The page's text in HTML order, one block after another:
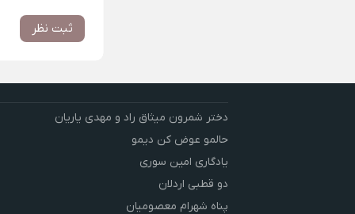
ثبت نظر
دختر شمرون میثاق راد و مهدی یاریان
حالمو عوض کن دیمو
یادگاری امین سوری
دو قطبی اردلان
پناه شهرام معصومیان